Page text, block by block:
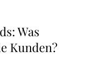
Was
Kunden?